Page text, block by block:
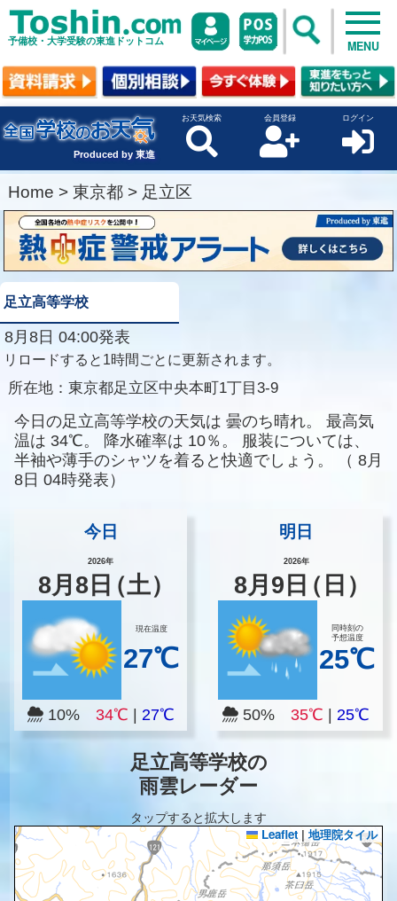
予備校・大学受験の東進ドットコム MENU
Produced by 東進
お天気検索 会員登録 ログイン
Home > 東京都 > 足立区
足立高等学校
8月8日 04:00発表
リロードすると1時間ごとに更新されます。
所在地： 東京都足立区中央本町1丁目3-9
今日の足立高等学校の天気は 曇のち晴れ。
最高気
温は 34℃。 降水確率は 10％。
服装については、
半袖や薄手のシャツを着ると快適でしょう。
（ 8月
8日 04時発表）
今日
2026年
8月8 日（土）
現在温度
27℃
10% 34℃ 27℃
明日
2026年
8月 9 日（日）
同時刻の
予想温度
25℃
50%35℃ |25℃
足立高等学校の
雨雲レーダー
タップすると拡大します
Leaflet | 地理院タイル